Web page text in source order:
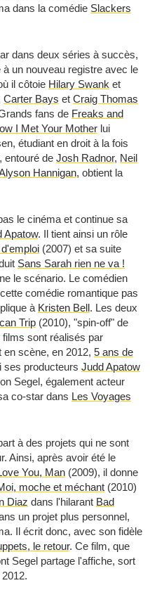
dans la comédie Slackers
dans deux séries à succès,
un nouveau registre avec le
il côtoie Hilary Swank et
Carter Bays et Craig Thomas
fans de Freaks and
I Met Your Mother lui
étudiant en droit à la fois
entouré de Josh Radnor, Neil
Hannigan, obtient la
le cinéma et continue sa
Apatow. Il tient ainsi un rôle
(2007) et sa suite
Sans Sarah rien ne va !
le scénario. Le comédien
comédie romantique pas
à Kristen Bell. Les deux
Trip (2010), "spin-off" de
films sont réalisés par
scène, en 2012, 5 ans de
ses producteurs Judd Apatow
Segel, également acteur
co-star dans Les Voyages
à des projets qui ne sont
Ainsi, après avoir été le
You, Man (2009), il donne
moche et méchant (2010)
Diaz dans l'hilarant Bad
un projet plus personnel,
Il écrit donc, avec son fidèle
le retour. Ce film, que
Segel partage l'affiche, sort